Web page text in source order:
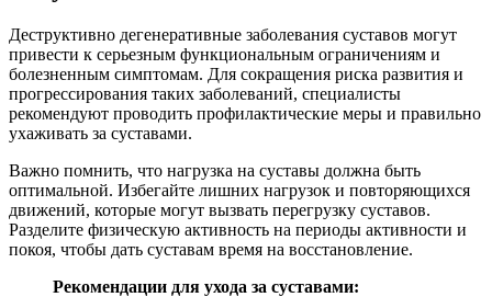
Деструктивно дегенеративные заболевания суставов могут
привести к серьезным функциональным ограничениям и
болезненным симптомам. Для сокращения риска развития и
прогрессирования таких заболеваний, специалисты
рекомендуют проводить профилактические меры и правильно
ухаживать за суставами.
Важно помнить, что нагрузка на суставы должна быть
оптимальной. Избегайте лишних нагрузок и повторяющихся
движений, которые могут вызвать перегрузку суставов.
Разделите физическую активность на периоды активности и
покоя, чтобы дать суставам время на восстановление.
Рекомендации для ухода за суставами: